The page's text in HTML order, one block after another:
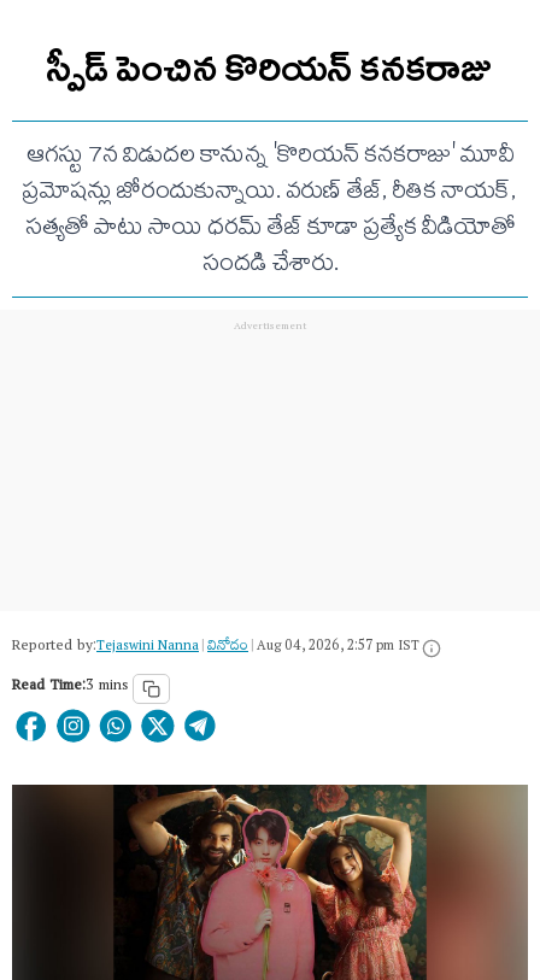
స్పీడ్ పెంచిన కొరియన్ కనకరాజు
ఆగస్టు 7న విడుదల కానున్న 'కొరియన్ కనకరాజు' మూవీ
ప్రమోషన్లు జోరందుకున్నాయి. వరుణ్ తేజ్, రీతిక నాయక్,
సత్యతో పాటు సాయి ధరమ్ తేజ్ కూడా ప్రత్యేక వీడియోతో
సందడి చేశారు.
Reported by:Tejaswini Nanna|వినోదం|Aug 04, 2026, 2:57 pm IST
Read Time:3 mins